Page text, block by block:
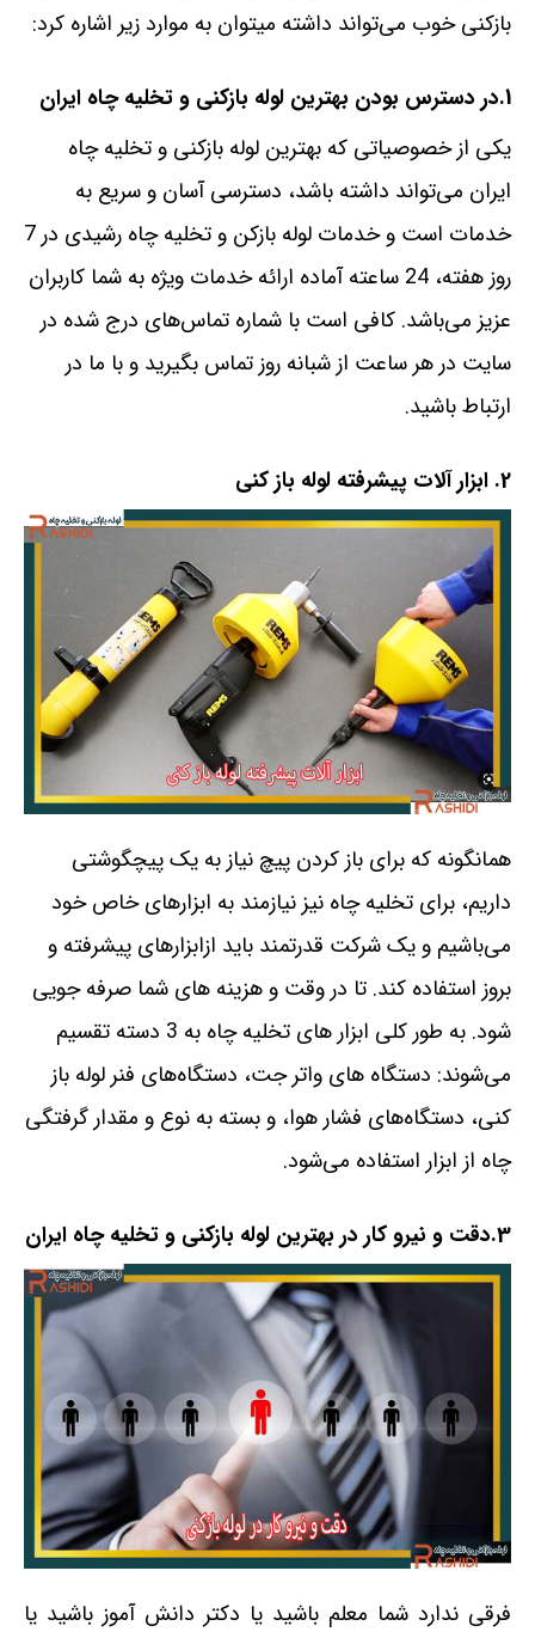
بازکنی خوب می‌تواند داشته میتوان به موارد زیر اشاره کرد:
1.در دسترس بودن بهترین لوله بازکنی و تخلیه چاه ایران
یکی از خصوصیاتی که بهترین لوله بازکنی و تخلیه چاه
ایران می‌تواند داشته باشد، دسترسی آسان و سریع به
خدمات است و خدمات لوله بازکن و تخلیه چاه رشیدی در 7
روز هفته، 24 ساعته آماده ارائه خدمات ویژه به شما کاربران
عزیز می‌باشد. کافی است با شماره تماس‌های درج شده در
سایت در هر ساعت از شبانه روز تماس بگیرید و با ما در
ارتباط باشید.
2. ابزار آلات پیشرفته لوله باز کنی
همانگونه که برای باز کردن پیچ نیاز به یک پیچگوشتی
داریم، برای تخلیه چاه نیز نیازمند به ابزارهای خاص خود
می‌باشیم و یک شرکت قدرتمند باید ازابزارهای پیشرفته و
بروز استفاده کند. تا در وقت و هزینه های شما صرفه جویی
شود. به طور کلی ابزار های تخلیه چاه به 3 دسته تقسیم
می‌شوند: دستگاه های واتر جت، دستگاه‌های فنر لوله باز
کنی، دستگاه‌های فشار هوا، و بسته به نوع و مقدار گرفتگی
چاه از ابزار استفاده می‌شود.
3.دقت و نیرو کار در بهترین لوله بازکنی و تخلیه چاه ایران
فرقی ندارد شما معلم باشید یا دکتر دانش آموز باشید یا